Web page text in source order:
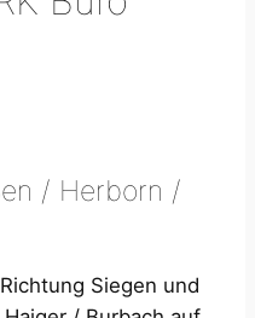
/ Herborn /
Siegen und